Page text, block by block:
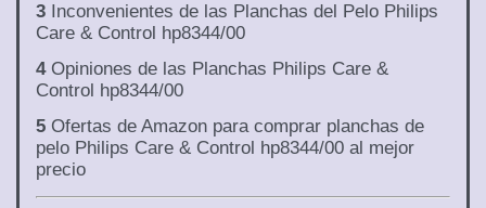
3 Inconvenientes de las Planchas del Pelo Philips
Care & Control hp8344/00
4Opiniones de las Planchas Philips Care &
Control hp8344/00
5 Ofertas de Amazon para comprar planchas de
pelo Philips Care & Control hp8344/00 al mejor
precio